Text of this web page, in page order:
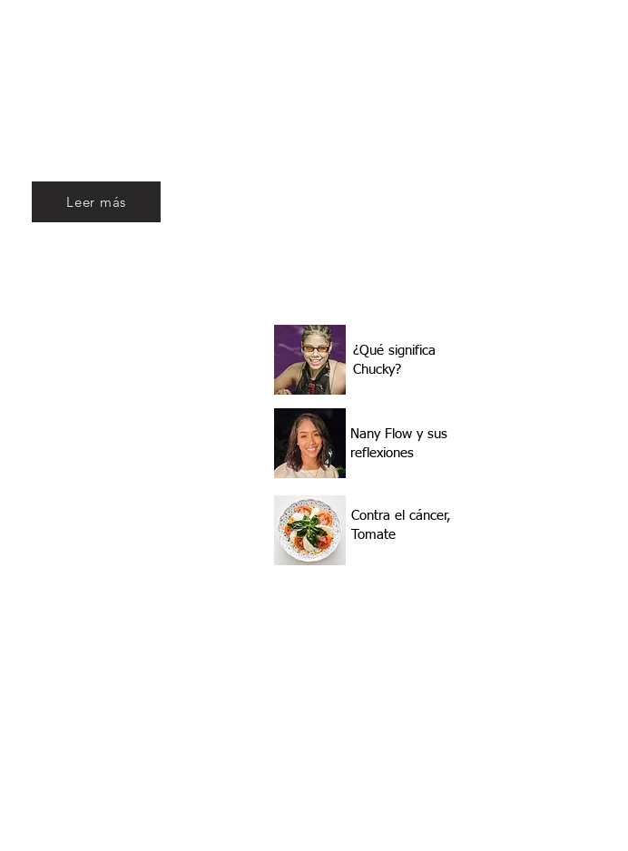
Leer más
¿Qué significa
Chucky?
Nany Flow y sus
reflexiones
Contra el cáncer,
Tomate